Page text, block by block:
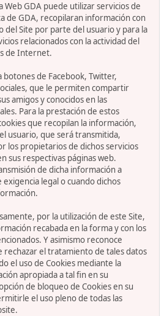
Web GDA puede utilizar servicios de
de GDA, recopilaran información con
del Site por parte del usuario y para la
relacionados con la actividad del
de Internet.
botones de Facebook, Twitter,
que le permiten compartir
amigos y conocidos en las
Para la prestación de estos
que recopilan la información,
usuario, que será transmitida,
los propietarios de dichos servicios
sus respectivas páginas web.
de dicha información a
legal o cuando dichos
por la utilización de este Site,
recabada en la forma y con los
Y asimismo reconoce
rechazar el tratamiento de tales datos
el uso de Cookies mediante la
apropiada a tal fin en su
de bloqueo de Cookies en su
el uso pleno de todas las